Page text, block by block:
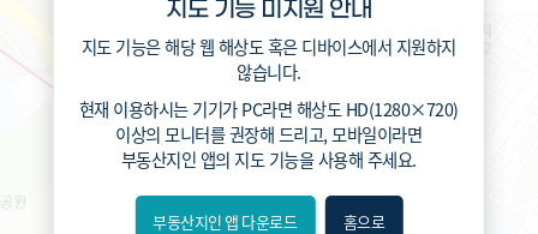
단대초등학교 (공립)
총거리
375m
1.8
도보
7.5분
25~35년
35년이상
지도 기능 미지원 안내
지도 기능은 해당 웹 해상도 혹은 디바이스에서 지원하지
않습니다.
현재 이용하시는 기기가PC라면 해상도 HD(1280×720)
이상의 모니터를 권장해 드리고, 모바일이라면
부동산지인 앱의 지도 기능을 사용해 주세요.
부동산지인 앱 다운로드 홈으로